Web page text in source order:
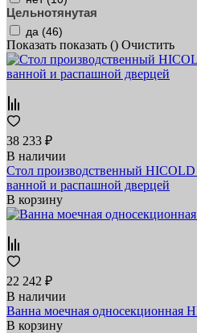
Цельнотянутая
да (46)
Показать показать () Очистить
38 233 ₽
В наличии
Стол производственный
ванной и распашной дверцей
В корзину
22 242 ₽
В наличии
Ванна моечная
В корзину